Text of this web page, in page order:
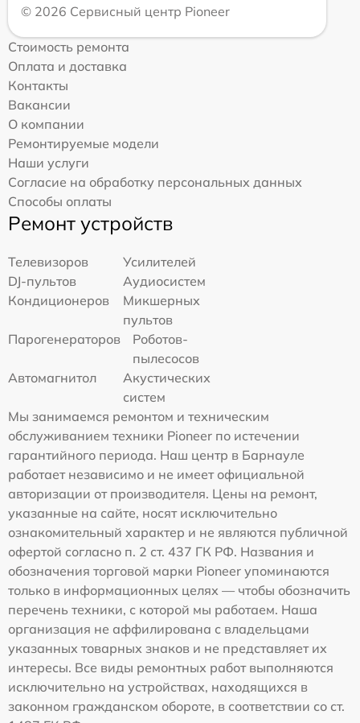
© 2026 Сервисный центр Pioneer
Стоимость ремонта
Оплата и доставка
Контакты
Вакансии
О компании
Ремонтируемые модели
Наши услуги
Согласие на обработку персональных данных
Способы оплаты
Ремонт устройств
Телевизоров
Усилителей
DJ-пультов
Аудиосистем
Кондиционеров
Микшерных
пультов
Парогенераторов
Роботов-
пылесосов
Автомагнитол
Акустических
систем
Мы занимаемся ремонтом и техническим
обслуживанием техники Pioneer по истечении
гарантийного периода. Наш центр в Барнауле
работает независимо и не имеет официальной
авторизации от производителя. Цены на ремонт,
указанные на сайте, носят исключительно
ознакомительный характер и не являются публичной
офертой согласно п. 2 ст. 437 ГК РФ. Названия и
обозначения торговой марки Pioneer упоминаются
только в информационных целях — чтобы обозначить
перечень техники, с которой мы работаем. Наша
организация не аффилирована с владельцами
указанных товарных знаков и не представляет их
интересы. Все виды ремонтных работ выполняются
исключительно на устройствах, находящихся в
законном гражданском обороте, в соответствии со ст.